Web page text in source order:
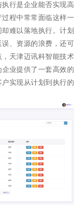
行是企业能否实现高
程中常常面临这样一
难以落地执行。计划
、资源的浪费，还可
天津迈讯科智能技术
业提供了一套高效的
实现从计划到执行的